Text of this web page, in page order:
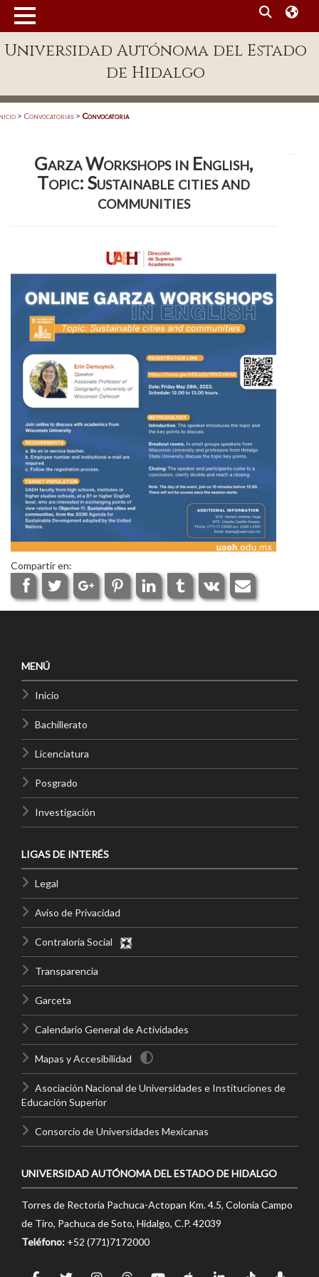
Enlaces
Patronato
Acreditación Internacional
Alumnado
Aspirantes
Personal
Alumni
Visitantes
Universidad Autónoma del Estado
de Hidalgo
> Convocatorias > Convocatoria
Garza Workshops in English,
Topic: Sustainable cities and
communities
Compartir en:
MENÚ
Inicio
Bachillerato
Licenciatura
Posgrado
Investigación
LIGAS DE INTERÉS
Legal
Aviso de Privacidad
Contraloría Social
Transparencia
Garceta
Calendario General de Actividades
Mapas y Accesibilidad
Asociación Nacional de Universidades e Instituciones de
Educación Superior
Consorcio de Universidades Mexicanas
UNIVERSIDAD AUTÓNOMA DEL ESTADO DE HIDALGO
Torres de Rectoría Pachuca-Actopan Km. 4.5, Colonia Campo
de Tiro, Pachuca de Soto, Hidalgo, C.P. 42039
Teléfono: +52 (771)7172000